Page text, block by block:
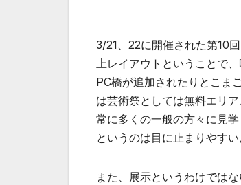
3/21、22に開催された第10
上レイアウトということで
PC橋が追加されたりとこま
は芸術祭としては無料エリ
常に多くの一般の方々に見
というのは目に止まりやす
また、展示というわけでは